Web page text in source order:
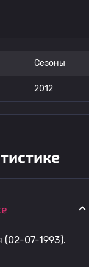
Сезоны
2012
(02-07-1993).